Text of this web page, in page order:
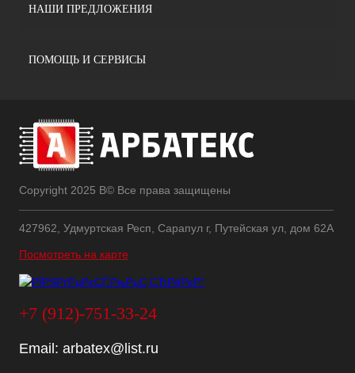
НАШИ ПРЕДЛОЖЕНИЯ
ПОМОЩЬ И СЕРВИСЫ
Copyright 2025 В© Все права защищены
427962, Удмуртская Респ, Сарапул г, Путейская ул, дом 62А
Посмотреть на карте
+7 (912)-751-33-24
Email: arbatex@list.ru